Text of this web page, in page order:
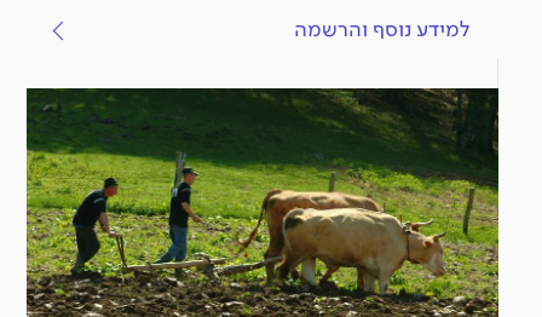
למידע נוסף והרשמה